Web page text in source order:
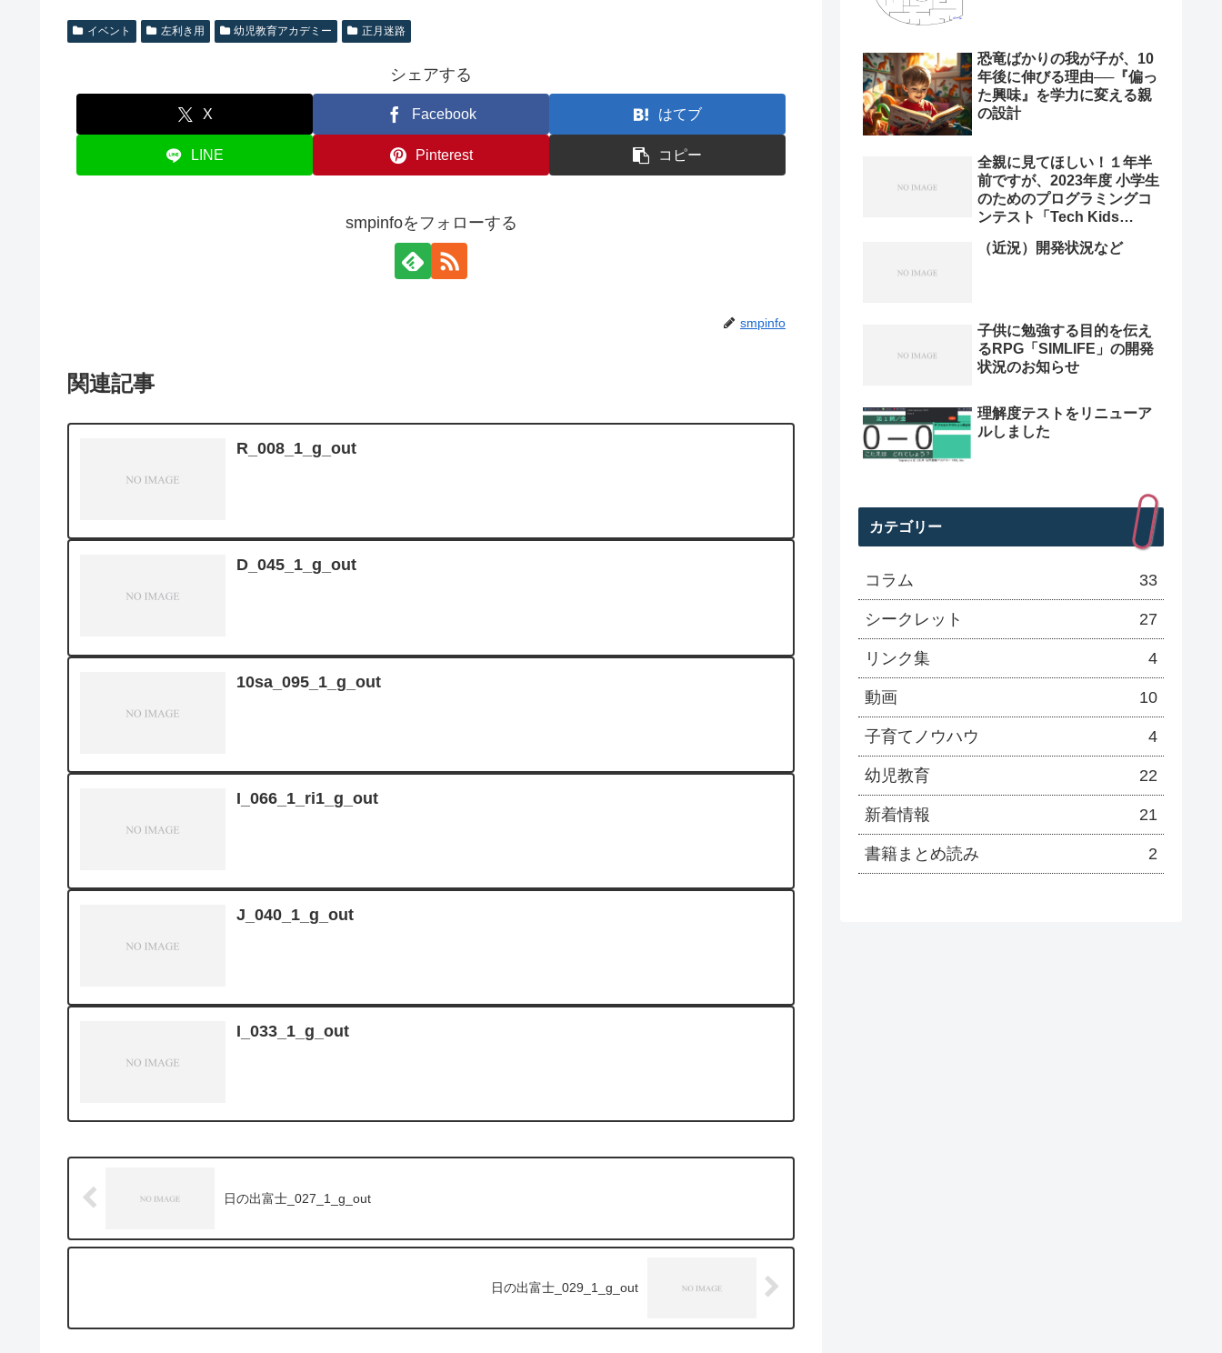
イベント 左利き用 幼児教育アカデミー 正月迷路
シェアする
X Facebook はてブ
LINE Pinterest コピー
smpinfoをフォローする
smpinfo
関連記事
R_008_1_g_out
D_045_1_g_out
10sa_095_1_g_out
I_066_1_ri1_g_out
J_040_1_g_out
I_033_1_g_out
日の出富士_027_1_g_out
日の出富士_029_1_g_out
恐竜ばかりの我が子が、10
年後に伸びる理由──『偏っ
た興味』を学力に変える親
の設計
全親に見てほしい！１年半
前ですが、2023年度 小学生
のためのプログラミングコ
ンテスト「Tech Kids
勝プレゼン動画を紹介。プ
（近況）開発状況など
子供に勉強する目的を伝え
るRPG「SIMLIFE」の開発
状況のお知らせ
理解度テストをリニューア
ルしました
カテゴリー
コラム 33
シークレット 27
リンク集 4
動画 10
子育てノウハウ 4
幼児教育 22
新着情報 21
書籍まとめ読み 2